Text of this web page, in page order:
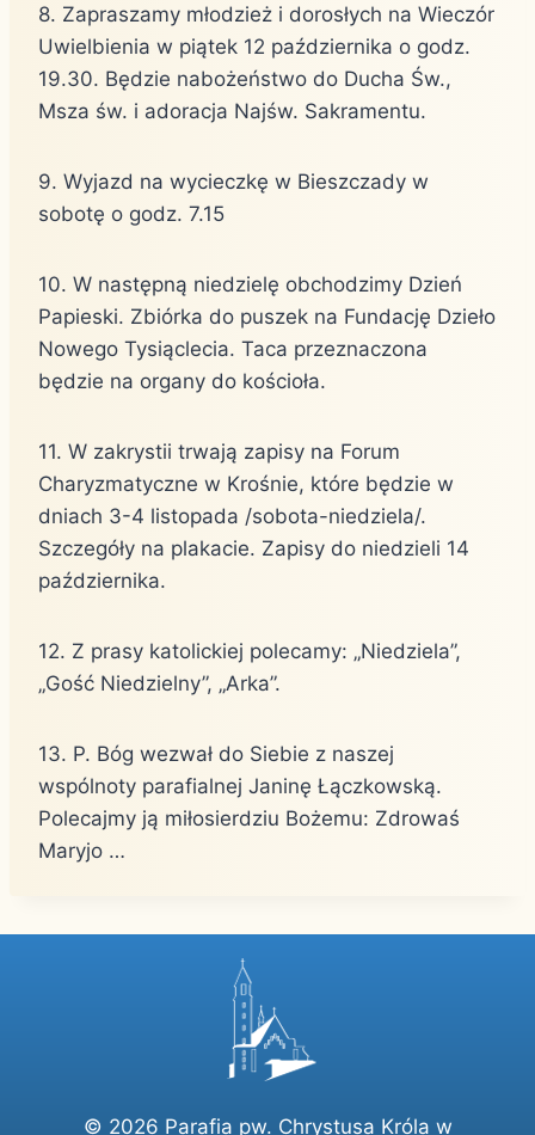
8. Zapraszamy młodzież i dorosłych na Wieczór
Uwielbienia w piątek 12 października o godz.
19.30. Będzie nabożeństwo do Ducha Św.,
Msza św. i adoracja Najśw. Sakramentu.
9. Wyjazd na wycieczkę w Bieszczady w
sobotę o godz. 7.15
10. W następną niedzielę obchodzimy Dzień
Papieski. Zbiórka do puszek na Fundację Dzieło
Nowego Tysiąclecia. Taca przeznaczona
będzie na organy do kościoła.
11. W zakrystii trwają zapisy na Forum
Charyzmatyczne w Krośnie, które będzie w
dniach 3-4 listopada /sobota-niedziela/.
Szczegóły na plakacie. Zapisy do niedzieli 14
października.
12. Z prasy katolickiej polecamy: „Niedziela”,
„Gość Niedzielny”, „Arka”.
13. P. Bóg wezwał do Siebie z naszej
wspólnoty parafialnej Janinę Łączkowską.
Polecajmy ją miłosierdziu Bożemu: Zdrowaś
Maryjo …
© 2026 Parafia pw. Chrystusa Króla w